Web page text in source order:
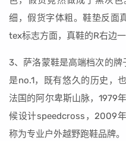
细，假货字体粗。鞋垫反面
tex标志方面，真鞋的R右边
3、萨洛蒙鞋是高端档次的
是no.1，既有悠久的历史，
法国的阿尔卑斯山脉，1979
候设计speedcross，2009
称为专业户外越野跑鞋品牌。